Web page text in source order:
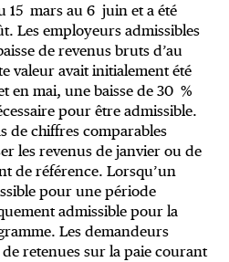
15 mars au 6 juin et a été
Les employeurs admissibles
de revenus bruts d’au
valeur avait initialement été
en mai, une baisse de 30 %
pour être admissible.
de chiffres comparables
les revenus de janvier ou de
de référence. Lorsqu’un
pour une période
admissible pour la
Les demandeurs
retenues sur la paie courant